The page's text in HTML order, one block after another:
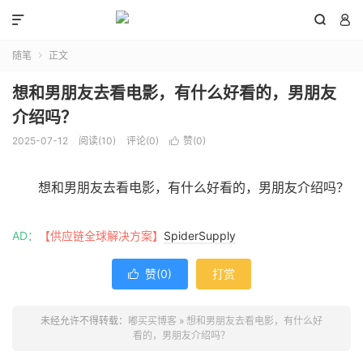
 

随笔  正文
想和男朋友去看电影，有什么好看的，男朋友
介绍吗？
2025-07-12 阅读(10) 评论(0)  赞(0)
想和男朋友去看电影，有什么好看的，男朋友介绍吗？
AD： 【供应链全球解决方案】 SpiderSupply
 赞(0) 打赏
未经允许不得转载： 嘟买买博客 » 想和男朋友去看电影，有什么好
看的，男朋友介绍吗？